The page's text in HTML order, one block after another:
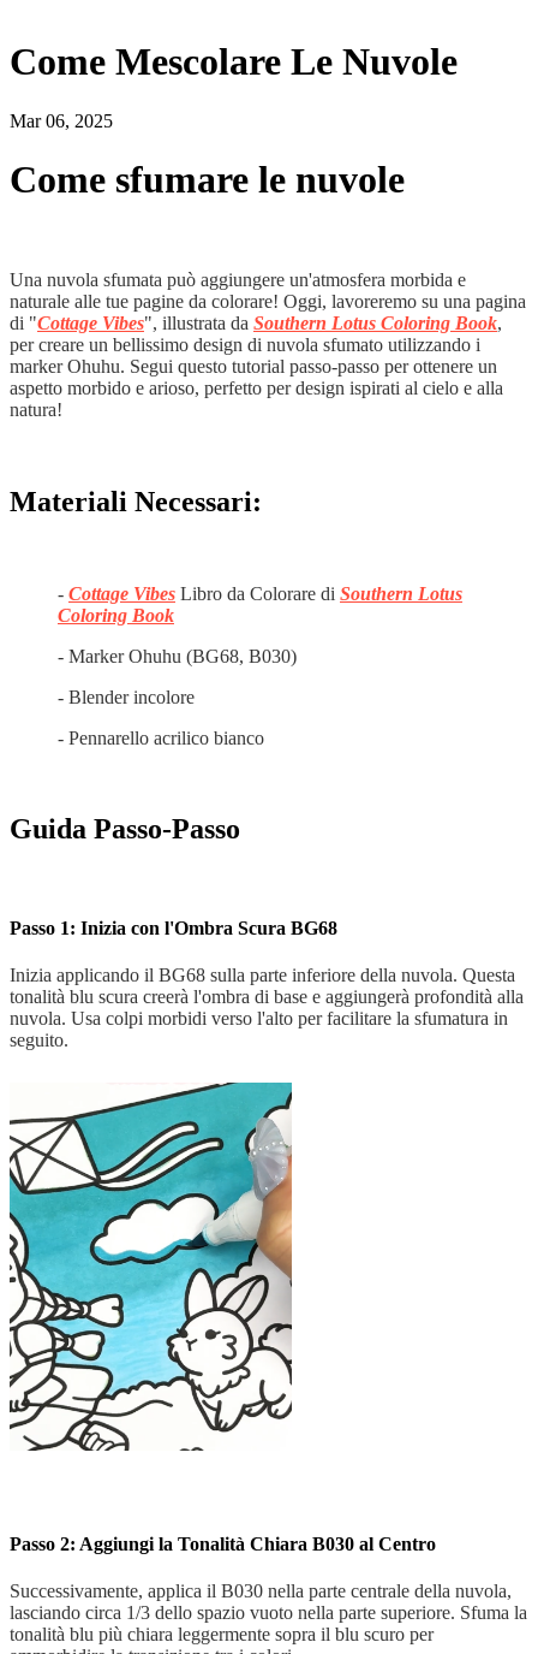
Come Mescolare Le Nuvole
Mar 06, 2025
Come sfumare le nuvole
Una nuvola sfumata può aggiungere un'atmosfera morbida e
naturale alle tue pagine da colorare! Oggi, lavoreremo su una pagina
di "Cottage Vibes", illustrata da Southern Lotus Coloring Book,
per creare un bellissimo design di nuvola sfumato utilizzando i
marker Ohuhu. Segui questo tutorial passo-passo per ottenere un
aspetto morbido e arioso, perfetto per design ispirati al cielo e alla
natura!
Materiali Necessari:
- Cottage Vibes Libro da Colorare di Southern Lotus
Coloring Book
- Marker Ohuhu (BG68, B030)
- Blender incolore
- Pennarello acrilico bianco
Guida Passo-Passo
Passo 1: Inizia con l'Ombra Scura BG68
Inizia applicando il BG68 sulla parte inferiore della nuvola. Questa
tonalità blu scura creerà l'ombra di base e aggiungerà profondità alla
nuvola. Usa colpi morbidi verso l'alto per facilitare la sfumatura in
seguito.
Passo 2: Aggiungi la Tonalità Chiara B030 al Centro
Successivamente, applica il B030 nella parte centrale della nuvola,
lasciando circa 1/3 dello spazio vuoto nella parte superiore. Sfuma la
tonalità blu più chiara leggermente sopra il blu scuro per